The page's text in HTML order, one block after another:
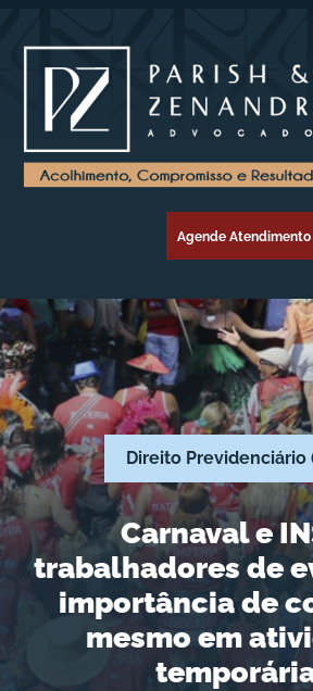
Agende Atendimento
Direito Previdenciário
Carnaval e
trabalhadores de
importância de
mesmo em